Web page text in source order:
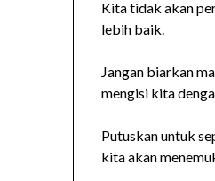
Kita tidak akan
lebih baik.
Jangan biarkan
mengisi kita
Putuskan untuk
kita akan